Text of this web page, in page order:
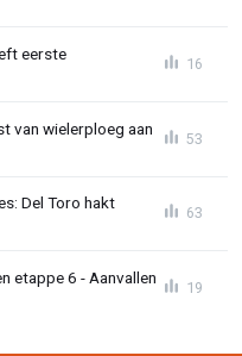
eerste
16
van wielerploeg aan
53
Del Toro hakt
63
etappe 6 - Aanvallen
19